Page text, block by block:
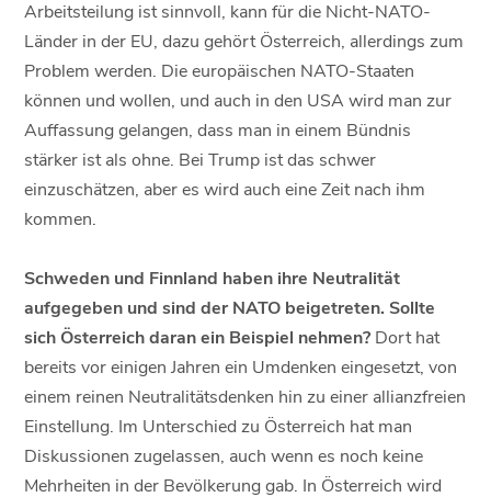
Arbeitsteilung ist sinnvoll, kann für die Nicht-NATO-
Länder in der EU, dazu gehört Österreich, allerdings zum
Problem werden. Die europäischen NATO-Staaten
können und wollen, und auch in den USA wird man zur
Auffassung gelangen, dass man in einem Bündnis
stärker ist als ohne. Bei Trump ist das schwer
einzuschätzen, aber es wird auch eine Zeit nach ihm
kommen.
Schweden und Finnland haben ihre Neutralität
aufgegeben und sind der NATO beigetreten. Sollte
sich Österreich daran ein Beispiel nehmen? Dort hat
bereits vor einigen Jahren ein Umdenken eingesetzt, von
einem reinen Neutralitätsdenken hin zu einer allianzfreien
Einstellung. Im Unterschied zu Österreich hat man
Diskussionen zugelassen, auch wenn es noch keine
Mehrheiten in der Bevölkerung gab. In Österreich wird